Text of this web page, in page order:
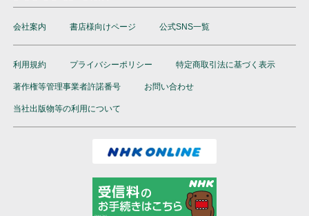
会社案内 書店様向けページ 公式SNS一覧
利用規約 プライバシーポリシー 特定商取引法に基づく表示
著作権等管理事業者許諾番号 お問い合わせ
当社出版物等の利用について